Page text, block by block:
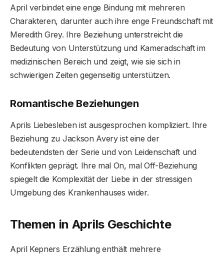
April verbindet eine enge Bindung mit mehreren
Charakteren, darunter auch ihre enge Freundschaft mit
Meredith Grey. Ihre Beziehung unterstreicht die
Bedeutung von Unterstützung und Kameradschaft im
medizinischen Bereich und zeigt, wie sie sich in
schwierigen Zeiten gegenseitig unterstützen.
Romantische Beziehungen
Aprils Liebesleben ist ausgesprochen kompliziert. Ihre
Beziehung zu Jackson Avery ist eine der
bedeutendsten der Serie und von Leidenschaft und
Konflikten geprägt. Ihre mal On, mal Off-Beziehung
spiegelt die Komplexität der Liebe in der stressigen
Umgebung des Krankenhauses wider.
Themen in Aprils Geschichte
April Kepners Erzählung enthält mehrere